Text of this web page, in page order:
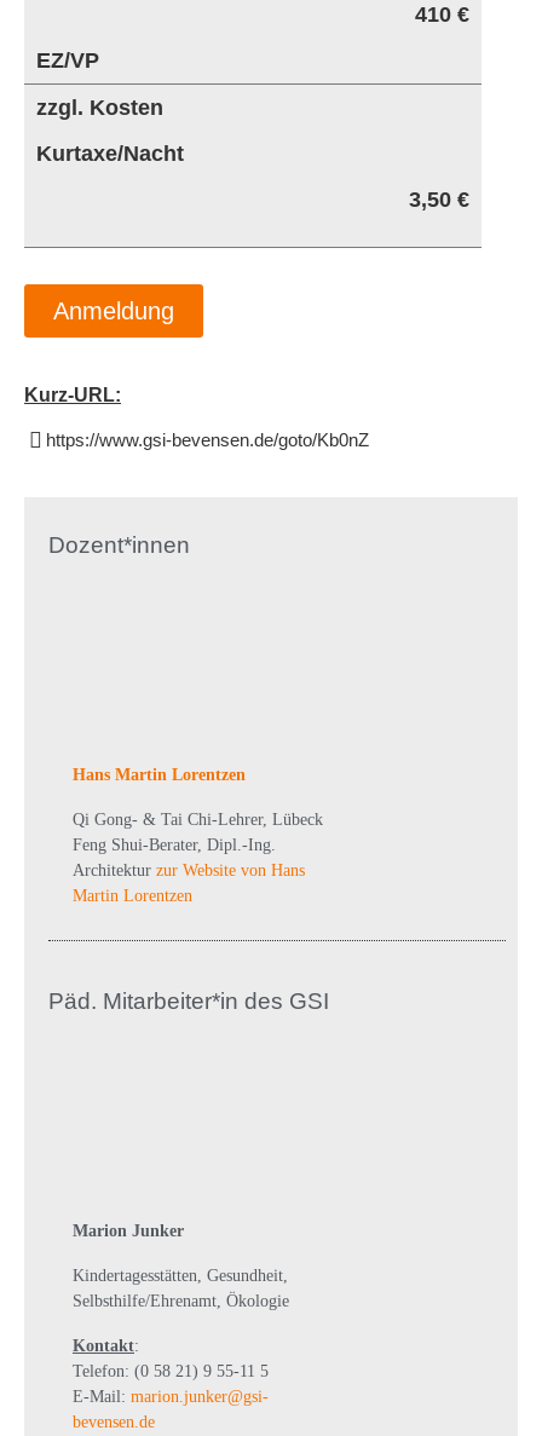
410 €
EZ/VP
zzgl. Kosten
Kurtaxe/Nacht
3,50 €
Anmeldung
Kurz-URL:
https://www.gsi-bevensen.de/goto/Kb0nZ
Dozent*innen
Hans Martin Lorentzen
Qi Gong- & Tai Chi-Lehrer, Lübeck
Feng Shui-Berater, Dipl.-Ing.
Architektur zur Website von Hans
Martin Lorentzen
Päd. Mitarbeiter*in des GSI
Marion Junker
Kindertagesstätten, Gesundheit,
Selbsthilfe/Ehrenamt, Ökologie
Kontakt:
Telefon: (0 58 21) 9 55-11 5
E-Mail: marion.junker@gsi-
bevensen.de